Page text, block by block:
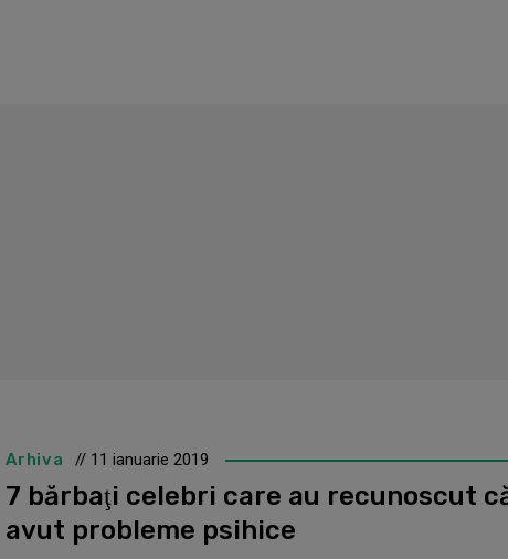
Arhiva // 11 ianuarie 2019
7 bărbaţi celebri care au recunoscut
avut probleme psihice